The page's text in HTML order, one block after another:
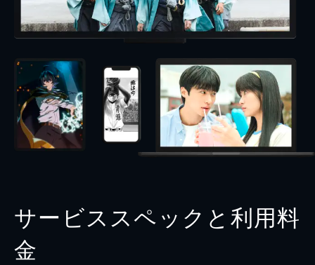
サービススペックと利用料
金